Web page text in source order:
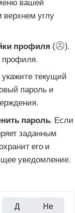
вашей
верхнем углу
профиля (
).
профиля.
укажите текущий
пароль и
пароль. Если
заданным
его и
уведомление.
Д
Не